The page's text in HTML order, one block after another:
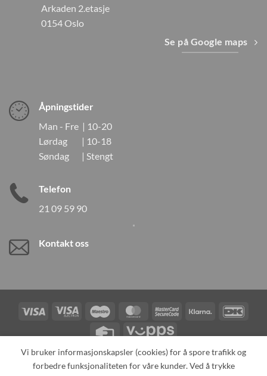
Arkaden 2.etasje
0154 Oslo
Se på Google maps
Åpningstider
Man - Fre | 10-20
Lørdag | 10-18
Søndag | Stengt
Telefon
21 09 59 90
Kontakt oss
Visa
Visa
Electron
Maestro MasterCardMasterCardKlarna
Credit
Vipps
TILBAKEKALLINGER KONTAKT OSS
OM OSS
Vi bruker informasjonskapsler (cookies) for å spore trafikk og
forbedre funksjonaliteten for våre kunder. Ved å trykke